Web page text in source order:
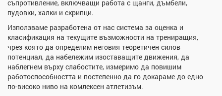
съпротивление, включващи работа с щанги, дъмбели,
пудовки, халки и скрипци.
Използваме разработена от нас система за оценка и
класификация на текущите възможности на трениращия,
чрез която да определим неговия теоретичен силов
потенциал, да набележим изоставащите движения, да
наблегнем върху слабостите, измеримо да повишим
работоспособността и постепенно да го докараме до едно
по-високо ниво на комлексен атлетизъм.